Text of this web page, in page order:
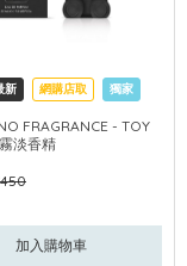
新 網購店取 獨家
FRAGRANCE - TOY
淡香精
加入購物車